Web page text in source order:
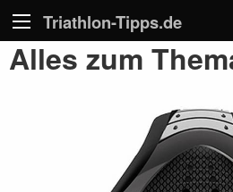
Triathlon-Tipps.de
Alles zum